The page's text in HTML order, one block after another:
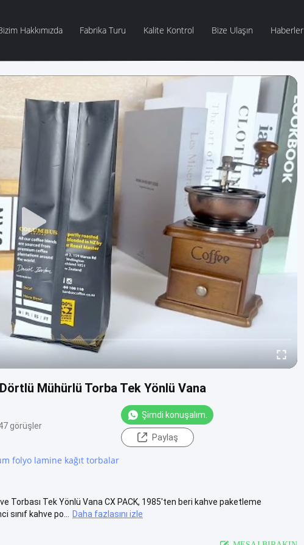
Hakkımızda Fabrika Turu Kalite Kontrol Bize Ulaşın Haberler
Mühürlü Torba Tek Yönlü Vana
görüşler
Şimdi konuşalım.
Paylaş
folyo lamine kağıt torbalar
Tek Yönlü Vana CX PACK, 1985'ten beri kahve paketleme
sınıf kahve po...
Daha fazlasını izle